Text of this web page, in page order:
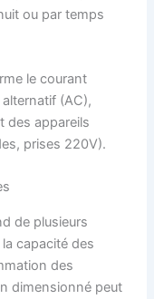
ou par temps
le courant
(AC),
des appareils
prises 220V).
de plusieurs
capacité des
des
dimensionné peut